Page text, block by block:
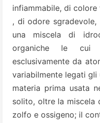
infiammabile, di
, di odore sgradevole,
una miscela di
organiche le cui
esclusivamente da
variabilmente legati gli
materia prima usata
solito, oltre la miscela
zolfo e ossigeno; il